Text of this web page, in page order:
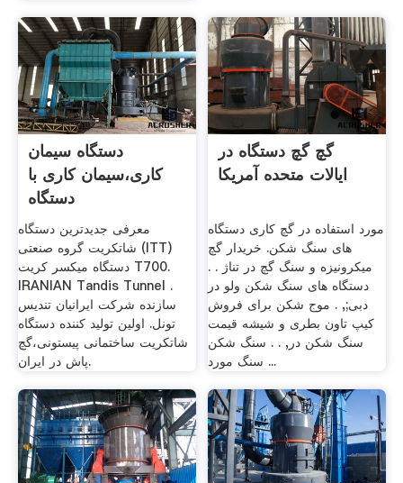
دستگاه سیمان
کاری،سیمان کاری با
دستگاه
معرفی جدیدترین دستگاه
شاتکریت گروه صنعتی (ITT)
دستگاه میکسر کریت T700.
IRANIAN Tandis Tunnel .
سازنده شرکت ایرانیان تندیس
تونل. اولین تولید کننده دستگاه
شاتکریت ساختمانی پیستونی،گچ
پاش در ایران.
گچ گچ دستگاه در
ایالات متحده آمریکا
مورد استفاده در گچ کاری دستگاه
های سنگ شکن. خریدار گچ
میکرونیزه و سنگ گچ در تناژ . .
دستگاه های سنگ شکن ولو در
دبی;, . موج شکن برای فروش
کیپ تاون بطری و شیشه قیمت
سنگ شکن در, . . سنگ شکن
سنگ مورد ...